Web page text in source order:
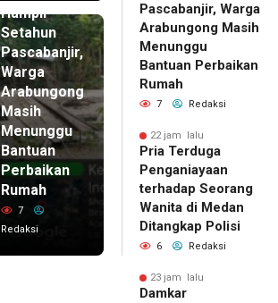
Hampir
Setahun
Pascabanjir,
Warga
Arabungong
Masih
Menunggu
Bantuan
Perbaikan
Rumah
7
Redaksi
Pascabanjir, Warga
Arabungong Masih
Menunggu
Bantuan Perbaikan
Rumah
7 Redaksi
22 jam lalu
Pria Terduga
Penganiayaan
terhadap Seorang
Wanita di Medan
Ditangkap Polisi
6 Redaksi
23 jam lalu
Damkar